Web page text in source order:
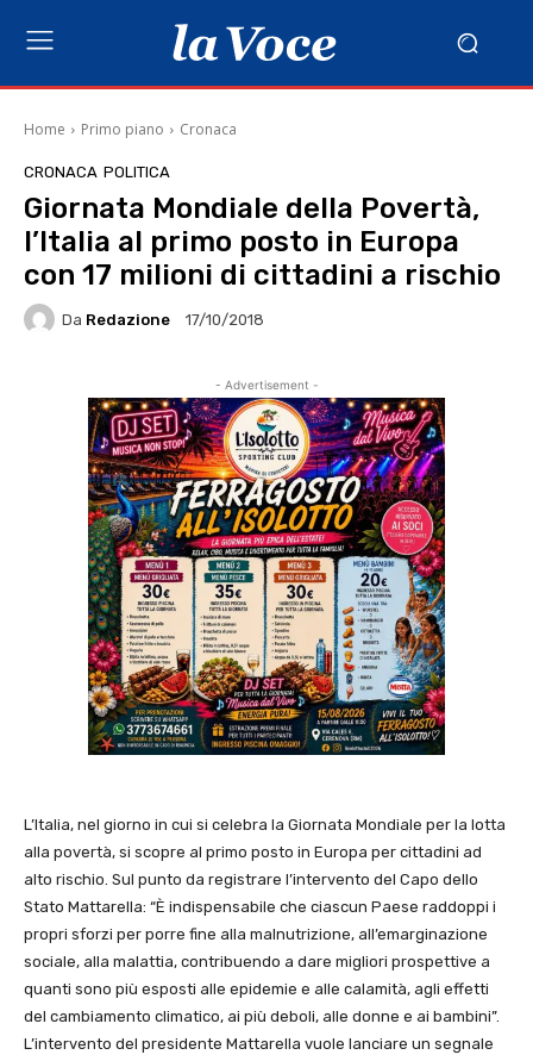
Home Primo piano Cronaca
CRONACA POLITICA
Giornata Mondiale della Povertà,
l’Italia al primo posto in Europa
con 17 milioni di cittadini a rischio
Da Redazione 17/10/2018
- Advertisement -
L’Italia, nel giorno in cui si celebra la Giornata Mondiale per la lotta
alla povertà, si scopre al primo posto in Europa per cittadini ad
alto rischio. Sul punto da registrare l’intervento del Capo dello
Stato Mattarella: “È indispensabile che ciascun Paese raddoppi i
propri sforzi per porre fine alla malnutrizione, all’emarginazione
sociale, alla malattia, contribuendo a dare migliori prospettive a
quanti sono più esposti alle epidemie e alle calamità, agli effetti
del cambiamento climatico, ai più deboli, alle donne e ai bambini”.
L’intervento del presidente Mattarella vuole lanciare un segnale